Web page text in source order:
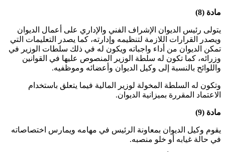
مادة (8)
يتولى رئيس الديوان الإشراف الفني والإداري على أعمال الديوان
ويصدر القرارات اللازمة لتنظيمه وإدارته، كما يصدر التعليمات التي
تمكن الديوان من أداء واجباته ويكون له في ذلك سلطات الوزير في
وزرائه، كما تكون له سلطة الوزير المنصوص عليها في القوانين
واللوائح بالنسبة إلى وكيل الديوان وأعضائه وموظفيه.
وتكون له السلطة المخولة لوزير المالية فيما يتعلق باستخدام
الاعتماد المقررة بميزانية الديوان.
مادة (9)
يقوم وكيل الديوان بمعاونة الرئيس في مهامه ويمارس اختصاصاته
في حالة غيابه أو خلو منصبه.